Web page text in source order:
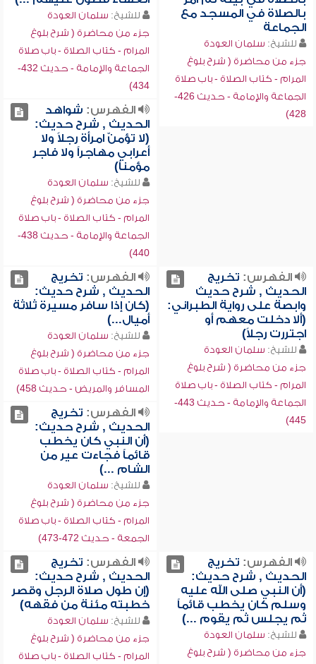
بالصلاة في المسجد مع
الجماعة
للشيخ: سلمان العودة
جزء من محاضرة ( شرح بلوغ
المرام - كتاب الصلاة - باب صلاة
الجماعة والإمامة - حديث 426-
428)
للشيخ: سلمان العودة
جزء من محاضرة ( شرح بلوغ
المرام - كتاب الصلاة - باب صلاة
الجماعة والإمامة - حديث 432-
434)
الفهرس: شواهد
الحديث , شرح حديث:
(لا تؤمنّ امرأة رجلاً ولا
أعرابي مهاجراً ولا فاجر
مؤمناً)
للشيخ: سلمان العودة
جزء من محاضرة ( شرح بلوغ
المرام - كتاب الصلاة - باب صلاة
الجماعة والإمامة - حديث 438-
440)
الفهرس: تخريج
الحديث , شرح حديث
وابصة على رواية الطبراني:
(ألا دخلت معهم أو
اجتررت رجلاً)
للشيخ: سلمان العودة
جزء من محاضرة ( شرح بلوغ
المرام - كتاب الصلاة - باب صلاة
الجماعة والإمامة - حديث 443-
445)
الفهرس: تخريج
الحديث , شرح حديث:
(كان إذا سافر مسيرة ثلاثة
أميال...)
للشيخ: سلمان العودة
جزء من محاضرة ( شرح بلوغ
المرام - كتاب الصلاة - باب صلاة
المسافر والمريض - حديث 458)
الفهرس: تخريج
الحديث , شرح حديث:
(أن النبي كان يخطب
قائماً فجاءت عير من
الشام ...)
للشيخ: سلمان العودة
جزء من محاضرة ( شرح بلوغ
المرام - كتاب الصلاة - باب صلاة
الجمعة - حديث 472-473)
الفهرس: تخريج
الحديث , شرح حديث:
(أن النبي صلى الله عليه
وسلم كان يخطب قائماً
ثم يجلس ثم يقوم ...)
للشيخ: سلمان العودة
جزء من محاضرة ( شرح بلوغ
الفهرس: تخريج
الحديث , شرح حديث:
(إن طول صلاة الرجل وقصر
خطبته مئنة من فقهه)
للشيخ: سلمان العودة
جزء من محاضرة ( شرح بلوغ
المرام - كتاب الصلاة - باب صلاة